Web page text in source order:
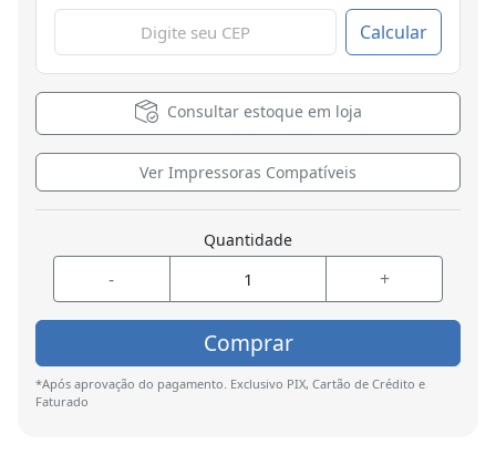
Calcular
Consultar estoque em loja
Ver Impressoras Compatíveis
Quantidade
- +
Comprar
*Após aprovação do pagamento. Exclusivo PIX, Cartão de Crédito e
Faturado